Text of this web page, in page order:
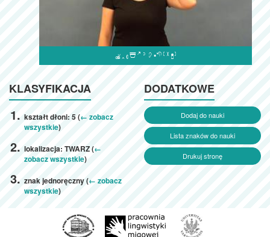

KLASYFIKACJA
kształt dłoni: 5 (← zobacz
wszystkie)
lokalizacja: TWARZ (←
zobacz wszystkie)
znak jednoręczny (← zobacz
wszystkie)
DODATKOWE
Dodaj do nauki
Lista znaków do nauki
Drukuj stronę